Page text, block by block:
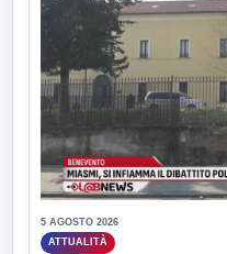
5 AGOSTO 2026
ATTUALITÀ